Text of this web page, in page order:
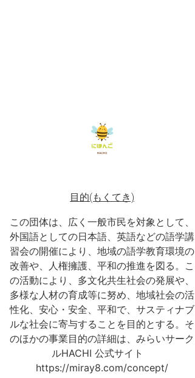
目的(もくてき)
この団体は、広く一般市民を対象として、
外国語としての日本語、英語などの語学講
習会の開催により、地域の語学教育環境の
改善や、人権擁護、平和の推進を図る。こ
の活動により、多文化共生社会の発展や、
多様な人材の育成等に努め、地域社会の活
性化、安心・安全、平和で、サスティナブ
ルな社会に寄与することを目的とする。そ
のほかの事業目的の詳細は、みらいサーク
ルHACHI 公式サイト
https://miray8.com/concept/